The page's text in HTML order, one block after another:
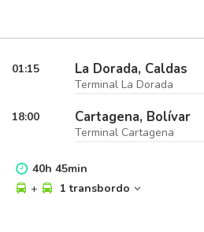
01:15 La Dorada, Caldas
Terminal La Dorada
18:00 Cartagena, Bolívar
Terminal Cartagena
40h 45min
+
1 transbordo